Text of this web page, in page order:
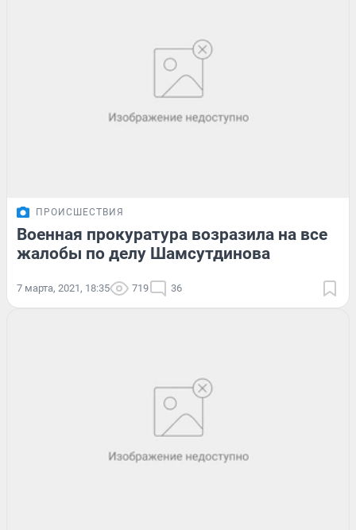
ПРОИСШЕСТВИЯ
Военная прокуратура возразила на все
жалобы по делу Шамсутдинова
7 марта, 2021, 18:35 719 36